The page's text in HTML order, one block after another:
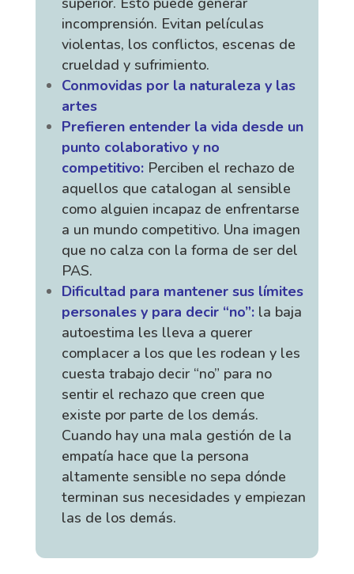
incomprensión. Evitan películas
violentas, los conflictos, escenas de
crueldad y sufrimiento.
Conmovidas por la naturaleza y las
artes
Prefieren entender la vida desde un
punto colaborativo y no
competitivo:Perciben el rechazo de
aquellos que catalogan al sensible
como alguien incapaz de enfrentarse
a un mundo competitivo. Una imagen
que no calza con la forma de ser del
PAS.
Dificultad para mantener sus límites
personales y para decir “no”:la baja
autoestima les lleva a querer
complacer a los que les rodean y les
cuesta trabajo decir “no” para no
sentir el rechazo que creen que
existe por parte de los demás.
Cuando hay una mala gestión de la
empatía hace que la persona
altamente sensible no sepa dónde
terminan sus necesidades y empiezan
las de los demás.